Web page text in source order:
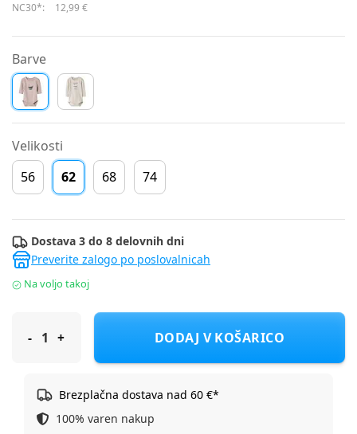
NC30*: 12,99 €
Barve
Velikosti
56
62 68 74
Dostava 3 do 8 delovnih dni
Preverite zalogo po poslovalnicah
Na voljo takoj
Name It zg. deli bodi DR 13246475 NBFNUCAKE LS BODY BOX
DODAJ V KOŠARICO
Brezplačna dostava nad 60 €*
100% varen nakup